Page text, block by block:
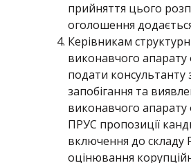
прийняття цього
оголошення
Керівникам
виконавчого апарату
подати консультанту
запобігання та
виконавчого апарату
ПРУС пропозиції
включення до складу
оцінювання